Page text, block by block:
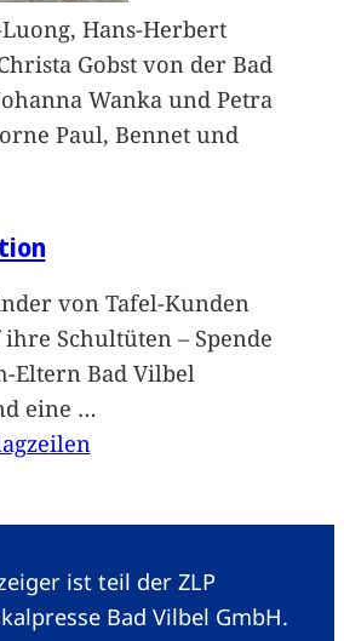
Hans-Herbert
Gobst von der Bad
Wanka und Petra
Paul, Bennet und
von Tafel-Kunden
Schultüten – Spende
Eltern Bad Vilbel
eine …
ist teil der ZLP
Bad Vilbel GmbH.